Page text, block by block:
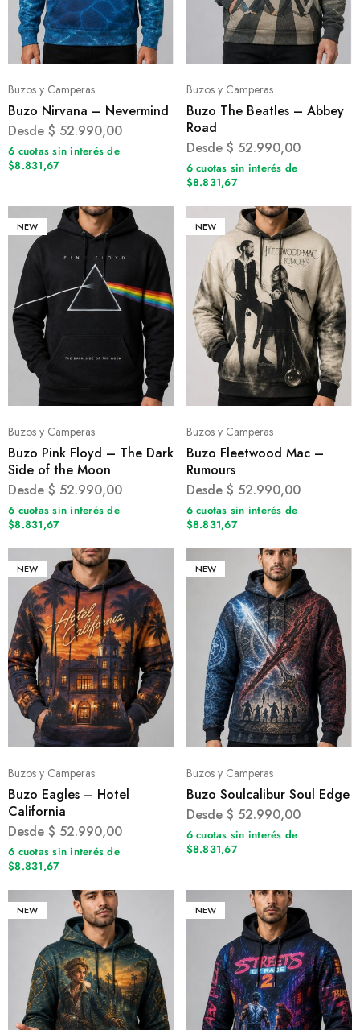
Buzos y Camperas
Buzo Nirvana – Nevermind
Desde $ 52.990,00
6 cuotas sin interés de
$8.831,67
Buzos y Camperas
Buzo The Beatles – Abbey
Road
Desde $ 52.990,00
6 cuotas sin interés de
$8.831,67
NEW
Buzos y Camperas
Buzo Pink Floyd – The Dark
Side of the Moon
Desde $ 52.990,00
6 cuotas sin interés de
$8.831,67
NEW
Buzos y Camperas
Buzo Fleetwood Mac –
Rumours
Desde $ 52.990,00
6 cuotas sin interés de
$8.831,67
NEW
Buzos y Camperas
Buzo Eagles – Hotel
California
Desde $ 52.990,00
6 cuotas sin interés de
$8.831,67
NEW
Buzos y Camperas
Buzo Soulcalibur Soul Edge
Desde $ 52.990,00
6 cuotas sin interés de
$8.831,67
NEW NEW